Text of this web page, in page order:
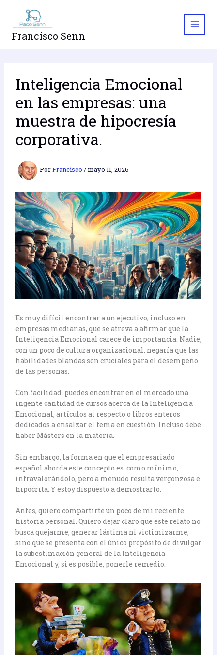
contenido
Francisco Senn
Inteligencia Emocional
en las empresas: una
muestra de hipocresía
corporativa.
PorFrancisco /mayo 11, 2026
Es muy difícil encontrar a un ejecutivo, incluso en
empresas medianas, que se atreva a afirmar que la
Inteligencia Emocional carece de importancia. Nadie,
con un poco de cultura organizacional, negaría que las
habilidades blandas son cruciales para el desempeño
de las personas.
Con facilidad, puedes encontrar en el mercado una
ingente cantidad de cursos acerca de la Inteligencia
Emocional, artículos al respecto o libros enteros
dedicados a ensalzar el tema en cuestión. Incluso debe
haber Másters en la materia.
Sin embargo, la forma en que el empresariado
español aborda este concepto es, como mínimo,
infravalorándolo, pero a menudo resulta vergonzosa e
hipócrita. Y estoy dispuesto a demostrarlo.
Antes, quiero compartirte un poco de mi reciente
historia personal. Quiero dejar claro que este relato no
busca quejarme, generar lástima ni victimizarme,
sino que se presenta con el único propósito de divulgar
la subestimación general de la Inteligencia
Emocional y, si es posible, ponerle remedio.